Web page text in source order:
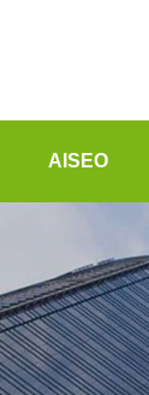
AISEO